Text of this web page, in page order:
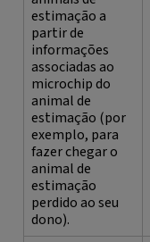
estimação a
partir de
informações
associadas ao
microchip do
animal de
estimação (por
exemplo, para
fazer chegar o
animal de
estimação
perdido ao seu
dono).